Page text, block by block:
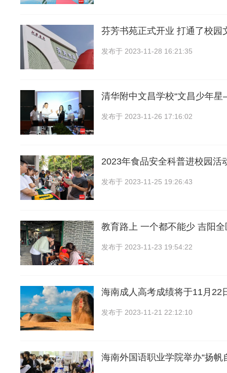
芬芳书苑正式开业 打通了校园
发布于 2023-11-28 16:21:35
清华附中文昌学校“文昌少年
发布于 2023-11-26 17:16:02
2023年食品安全科普进校园活
发布于 2023-11-25 19:26:43
教育路上 一个都不能少 吉阳
发布于 2023-11-23 19:54:22
海南成人高考成绩将于11月22
发布于 2023-11-21 22:12:10
海南外国语职业学院举办“扬帆